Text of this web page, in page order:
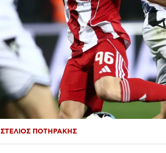
ΣΤΕΛΙΟΣ ΠΟΤΗΡΑΚΗΣ